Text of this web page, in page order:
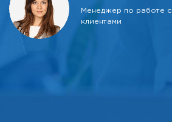
Менеджер по работе с
клиентами